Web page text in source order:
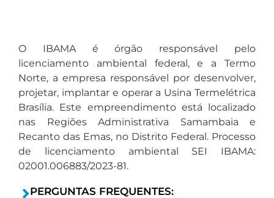
O IBAMA é órgão responsável pelo
licenciamento ambiental federal, e a Termo
Norte, a empresa responsável por desenvolver,
projetar, implantar e operar a Usina Termelétrica
Brasília. Este empreendimento está localizado
nas Regiões Administrativa Samambaia e
Recanto das Emas, no Distrito Federal. Processo
de licenciamento ambiental SEI IBAMA:
02001.006883/2023-81.
PERGUNTAS FREQUENTES: